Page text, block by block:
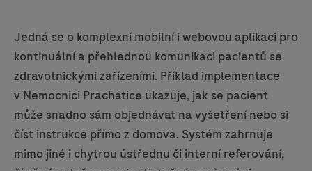
Jedná se o komplexní mobilní i webovou aplikaci pro
kontinuální a přehlednou komunikaci pacientů se
zdravotnickými zařízeními. Příklad implementace
v Nemocnici Prachatice ukazuje, jak se pacient
může snadno sám objednávat na vyšetření nebo si
číst instrukce přímo z domova. Systém zahrnuje
mimo jiné i chytrou ústřednu či interní referování,